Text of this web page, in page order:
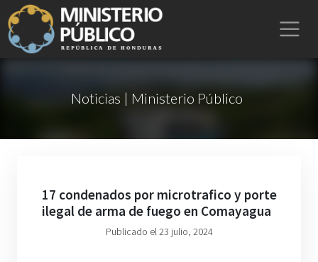
Noticias | Ministerio Público
17 condenados por microtrafico y porte
ilegal de arma de fuego en Comayagua
Publicado el 23 julio, 2024